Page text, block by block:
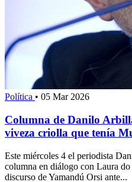
Política • 05 Mar 2026
Columna de Danilo
viveza criolla que tenía
Este miércoles 4 el periodista
columna en diálogo con Laura
discurso de Yamandú Orsi ante...